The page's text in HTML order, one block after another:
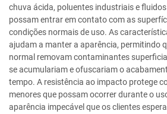
chuva ácida, poluentes industriais e
possam entrar em contato com as
condições normais de uso. As
ajudam a manter a aparência, permitindo
normal removam contaminantes
se acumulariam e ofuscariam o
tempo. A resistência ao impacto protege
menores que possam ocorrer durante o
aparência impecável que os clientes